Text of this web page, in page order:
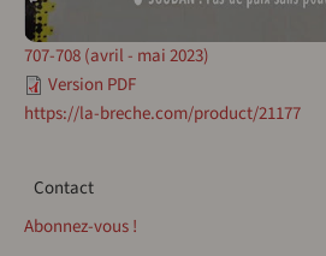
707-708 (avril - mai 2023)
Version PDF
https://la-breche.com/product/21177
Contact
Contact
Abonnez-vous !